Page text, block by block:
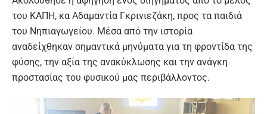
του ΚΑΠΗ, κα Αδαμαντία Γκρινιεζάκη, προς τα παιδιά
του Νηπιαγωγείου. Μέσα από την ιστορία
αναδείχθηκαν σημαντικά μηνύματα για τη φροντίδα της
φύσης, την αξία της ανακύκλωσης και την ανάγκη
προστασίας του φυσικού μας περιβάλλοντος.